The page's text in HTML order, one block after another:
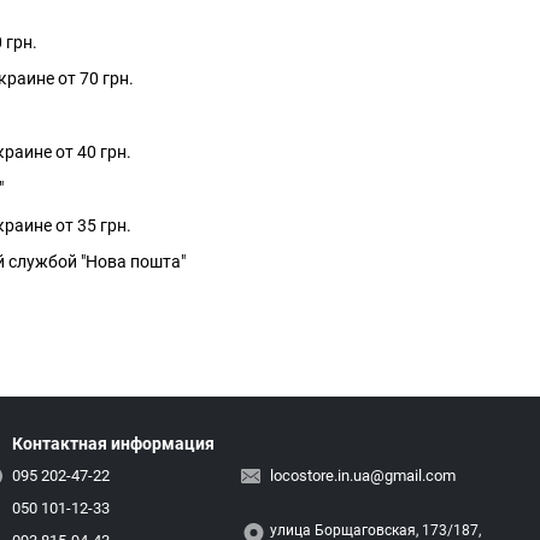
грн.
от 70 грн.
от 40 грн.
от 35 грн.
службой "Нова пошта"
Контактная информация
095 202-47-22
050 101-12-33
locostore.in.ua@gmail.com
улица Борщаговская, 173/187,